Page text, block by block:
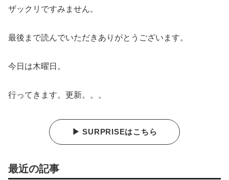
ザックリですみません。
最後まで読んでいただきありがとうございます。
今日は木曜日。
行ってきます。更新。。。
▶ SURPRISEはこちら
最近の記事